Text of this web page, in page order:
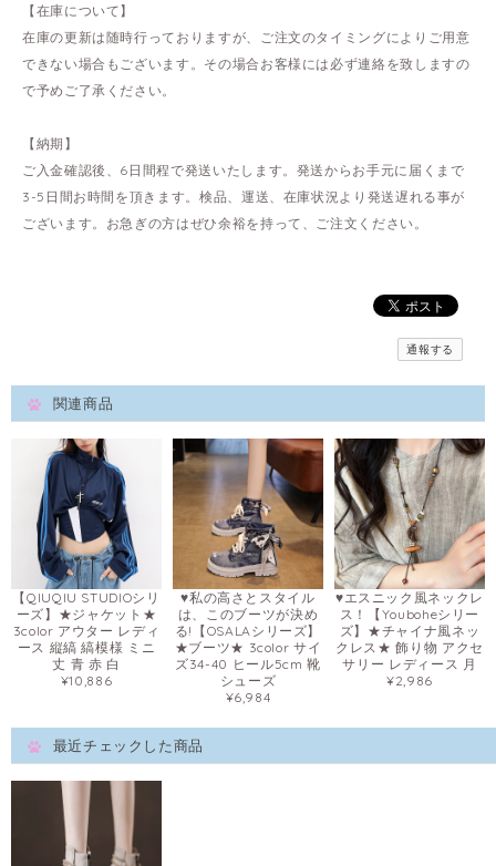
【在庫について】
在庫の更新は随時行っておりますが、ご注文のタイミングによりご用意
できない場合もございます。その場合お客様には必ず連絡を致しますの
で予めご了承ください。
【納期】
ご入金確認後、6日間程で発送いたします。発送からお手元に届くまで
3-5日間お時間を頂きます。検品、運送、在庫状況より発送遅れる事が
ございます。お急ぎの方はぜひ余裕を持って、ご注文ください。
通報する
関連商品
【QIUQIU STUDIOシリ
ーズ】★ジャケット★
3color アウター レディ
ース 縦縞 縞模様 ミニ
丈 青 赤 白
¥10,886
♥私の高さとスタイル
は、このブーツが決め
る!【OSALAシリーズ】
★ブーツ★ 3color サイ
ズ34-40 ヒール5cm 靴
シューズ
¥6,984
♥エスニック風ネックレ
ス！【Youboheシリー
ズ】★チャイナ風ネッ
クレス★ 飾り物 アクセ
サリー レディース 月
¥2,986
最近チェックした商品